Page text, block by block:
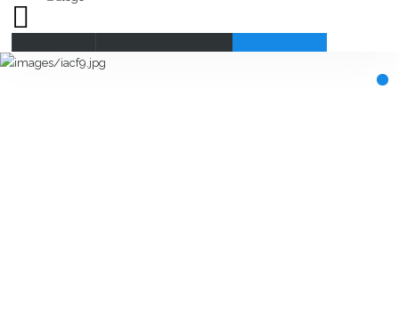
de
nos
Produits
ACCUEIL